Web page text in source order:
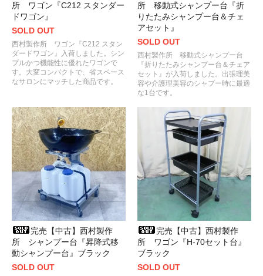
所 ワゴン『C212 スタンダー
ドワゴン』
SOLD OUT
西村製作所 ワゴン『C212 スタン
ダードワゴン』入荷しました。シン
プルかつ機能性に優れたワゴンで
す。大変コンパクトで、省スペース
なサロンにマッチした商品です。
所 移動式シャンプー台『折
りたたみシャンプー台＆チェ
アセット』
SOLD OUT
西村製作所 移動式シャンプー台
『折りたたみシャンプー台＆チェア
セット』が入荷しました。出張理美
容や介護理美容のシャプー時に最適
な1台です。
完売【中古】西村製作
所 シャンプー台『昇降式移
動シャンプー台』ブラック
SOLD OUT
完売【中古】西村製作
所 ワゴン『H-70セット台』
ブラック
SOLD OUT